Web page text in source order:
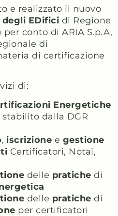
e realizzato il nuovo
EDifici di Regione
per conto di ARIA S.p.A,
di
di certificazione
di:
Energetiche
dalla DGR
, iscrizione e gestione
Certificatori, Notai,
delle pratiche di
delle pratiche di
per certificatori